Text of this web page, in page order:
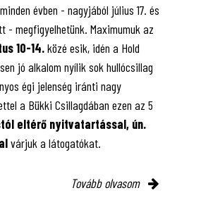
évben - nagyjából július 17. és
- megfigyelhetünk. Maximumuk az
10-14.közé esik, idén a Hold
jó alkalom nyílik sok hullócsillag
égi jelenség iránti nagy
a Bükki Csillagdában ezen az 5
eltérő nyitvatartással, ún.
várjuk a látogatókat.
Tovább olvasom